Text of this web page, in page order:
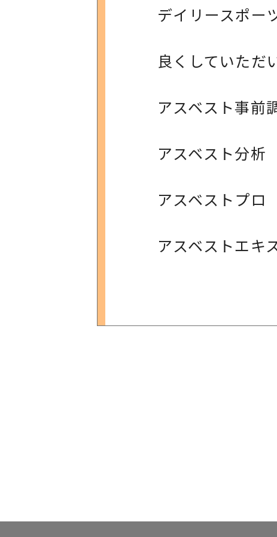
デイリースポー
良くしていただ
アスベスト事前
アスベスト分析
アスベストプロ
アスベストエキ